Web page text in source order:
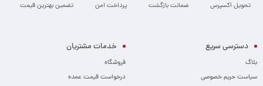
تحویل اکسپرس ضمانت بازگشت پرداخت امن تضمین بهترین قیمت
دسترسی سریع
بلاگ
سیاست حریم خصوصی
خدمات مشتریان
فروشگاه
درخواست قیمت عمده